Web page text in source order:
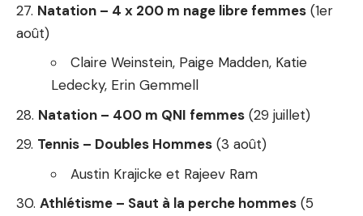
Natation – 4 x 200 m nage libre femmes (1er
août)
Claire Weinstein, Paige Madden, Katie
Ledecky, Erin Gemmell
Natation – 400 m QNI femmes (29 juillet)
Tennis – Doubles Hommes (3 août)
Austin Krajicke et Rajeev Ram
Athlétisme – Saut à la perche hommes (5